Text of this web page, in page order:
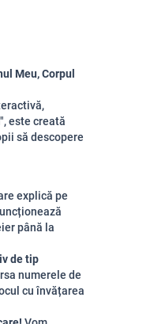
Meu, Corpul
este creată
să descopere
explică pe
până la
de tip
numerele de
cu învățarea